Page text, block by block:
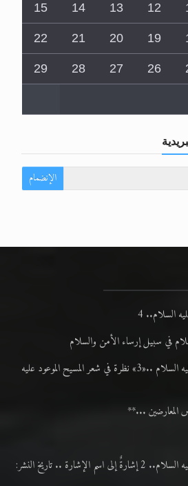
12
13
14
15
19
20
21
22
26
27
28
29
الإنضمام
السلام.. 4
في سبيل إرساء الأمن والسلام
رأيٌ في لغة المسيح الموعود عليه السلام ..«3» نظرة في شعر المسيح الموعود عليه
...**
رأي في لغة المسيح الموعود عليه السلام.. 2 إشارةٌ إلى اسم الإشارة .. تاريخ النشر: